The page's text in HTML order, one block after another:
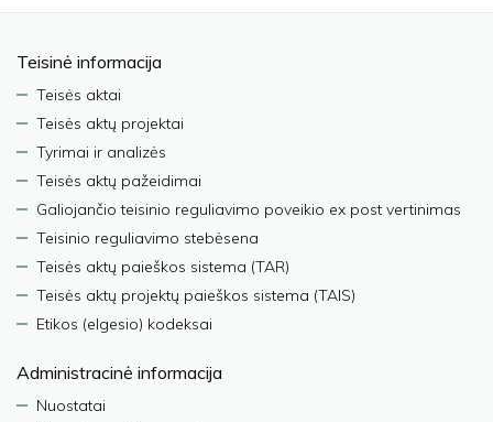
Teisinė informacija
Teisės aktai
Teisės aktų projektai
Tyrimai ir analizės
Teisės aktų pažeidimai
Galiojančio teisinio reguliavimo poveikio ex post vertinimas
Teisinio reguliavimo stebėsena
Teisės aktų paieškos sistema (TAR)
Teisės aktų projektų paieškos sistema (TAIS)
Etikos (elgesio) kodeksai
Administracinė informacija
Nuostatai